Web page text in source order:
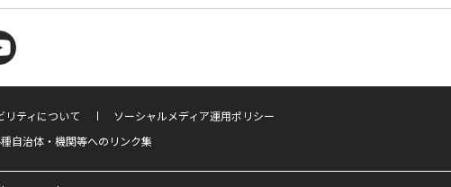
リティについて
ソーシャルメディア運用ポリシー
自治体・機関等へのリンク集